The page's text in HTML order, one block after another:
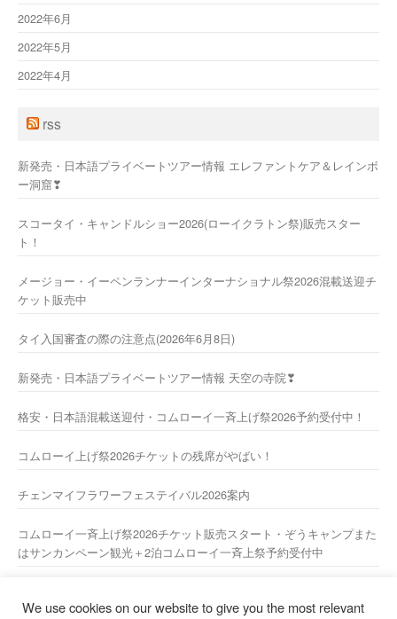
2022年6月
2022年5月
2022年4月
rss
新発売・日本語プライベートツアー情報 エレファントケア＆レインボ
ー洞窟❣
スコータイ・キャンドルショー2026(ローイクラトン祭)販売スター
ト！
メージョー・イーペンランナーインターナショナル祭2026混載送迎チ
ケット販売中
タイ入国審査の際の注意点(2026年6月8日)
新発売・日本語プライベートツアー情報 天空の寺院❣
格安・日本語混載送迎付・コムローイ一斉上げ祭2026予約受付中！
コムローイ上げ祭2026チケットの残席がやばい！
チェンマイフラワーフェステイバル2026案内
コムローイ一斉上げ祭2026チケット販売スタート・ぞうキャンプまた
はサンカンペーン観光＋2泊コムローイ一斉上祭予約受付中
We use cookies on our website to give you the most relevant